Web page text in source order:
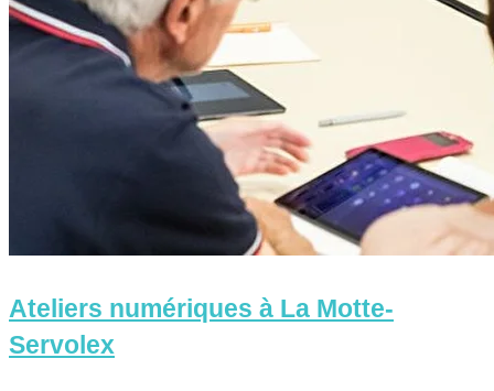
Ateliers numériques à La Motte-
Servolex